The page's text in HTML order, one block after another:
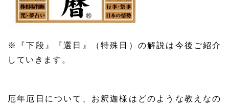
※『下段』『選日』（特殊日）の解説は今後ご紹介
していきます。
厄年厄日について、お釈迦様はどのような教えなの